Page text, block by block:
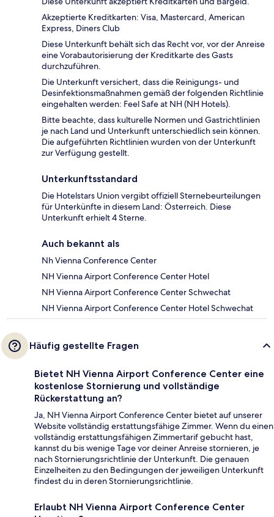
Akzeptierte Kreditkarten: Visa, Mastercard, American
Express, Diners Club
Diese Unterkunft behält sich das Recht vor, vor der Anreise
eine Vorabautorisierung der Kreditkarte des Gasts
durchzuführen.
Die Unterkunft versichert, dass die Reinigungs- und
Desinfektionsmaßnahmen gemäß der folgenden Richtlinie
eingehalten werden: Feel Safe at NH (NH Hotels).
Bitte beachte, dass kulturelle Normen und Gastrichtlinien
je nach Land und Unterkunft unterschiedlich sein können.
Die aufgeführten Richtlinien wurden von der Unterkunft
zur Verfügung gestellt.
Unterkunftsstandard
Die Hotelstars Union vergibt offiziell Sternebeurteilungen
für Unterkünfte in diesem Land: Österreich. Diese
Unterkunft erhielt 4 Sterne.
Auch bekannt als
Nh Vienna Conference Center
NH Vienna Airport Conference Center Hotel
NH Vienna Airport Conference Center Schwechat
NH Vienna Airport Conference Center Hotel Schwechat
Häufig gestellte Fragen
Bietet NH Vienna Airport Conference Center eine
kostenlose Stornierung und vollständige
Rückerstattung an?
Ja, NH Vienna Airport Conference Center bietet auf unserer
Website vollständig erstattungsfähige Zimmer. Wenn du einen
vollständig erstattungsfähigen Zimmertarif gebucht hast,
kannst du bis wenige Tage vor deiner Anreise stornieren, je
nach Stornierungsrichtlinie der Unterkunft. Die genauen
Einzelheiten zu den Bedingungen der jeweiligen Unterkunft
findest du in deren Stornierungsrichtlinie.
Erlaubt NH Vienna Airport Conference Center